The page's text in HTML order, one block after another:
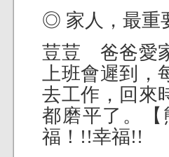
◎ 家人，最重
荳荳 爸爸愛
上班會遲到
去工作，回來
都磨平了。
福！!!幸福!!